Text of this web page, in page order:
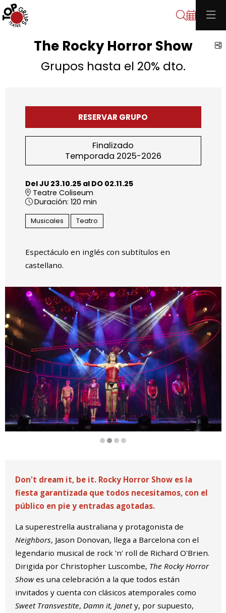
Buscar
The Rocky Horror Show
Grupos hasta el 20% dto.
RESERVAR GRUPO
Finalizado
Temporada 2025-2026
Del JU 23.10.25al DO 02.11.25
Teatre Coliseum
Duración: 120 min
Musicales Teatro
Espectáculo en inglés con subtítulos en
castellano.
Don't dream it, be it. Rocky Horror Show es la
fiesta garantizada que todos necesitamos, con el
público en pie y entradas agotadas.
La superestrella australiana y protagonista de
Neighbors, Jason Donovan, llega a Barcelona con el
legendario musical de rock 'n' roll de Richard O'Brien.
Dirigida por Christopher Luscombe, The Rocky Horror
Showes una celebración a la que todos están
invitados y cuenta con clásicos atemporales como
Sweet Transvestite, Damn it, Janety, por supuesto,